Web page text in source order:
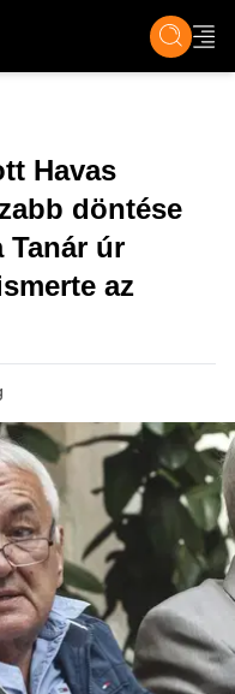
ÉLET TECH &
Havas
döntése
úr
az